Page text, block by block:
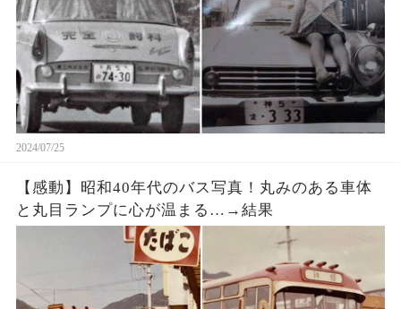
2024/07/25
【感動】昭和40年代のバス写真！丸みのある車体
と丸目ランプに心が温まる…→結果